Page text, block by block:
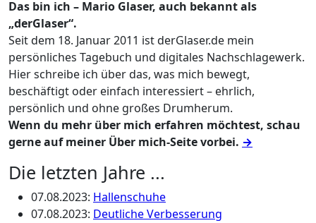
Das bin ich – Mario Glaser, auch bekannt als
„derGlaser“.
Seit dem 18. Januar 2011 ist derGlaser.de mein
persönliches Tagebuch und digitales Nachschlagewerk.
Hier schreibe ich über das, was mich bewegt,
beschäftigt oder einfach interessiert – ehrlich,
persönlich und ohne großes Drumherum.
Wenn du mehr über mich erfahren möchtest, schau
gerne auf meiner Über mich-Seite vorbei. →
Die letzten Jahre ...
07.08.2023: Hallenschuhe
07.08.2023: Deutliche Verbesserung